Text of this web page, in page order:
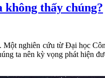
thấy chúng?
nghiên cứu từ Đại học
ta nên kỳ vọng phát hiện